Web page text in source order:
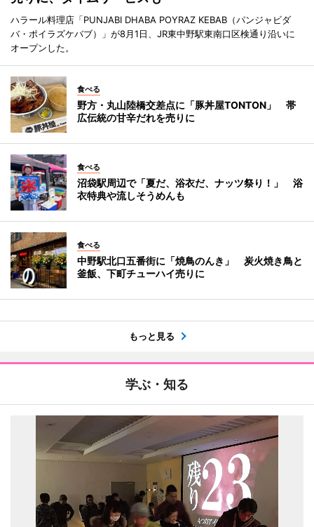
ハラール料理店「PUNJABI DHABA POYRAZ KEBAB（パンジャビダ
バ・ポイラズケバブ）」が8月1日、JR東中野駅東南口区検通り沿いに
オープンした。
食べる
野方・丸山陸橋交差点に「豚丼屋TONTON」 帯
広伝統の甘辛だれを売りに
食べる
沼袋駅周辺で「夏だ、浴衣だ、ナッツ祭り！」 浴
衣特典や流しそうめんも
食べる
中野駅北口五番街に「焼鳥のんき」 炭火焼き鳥と
釜飯、下町チューハイ売りに
もっと見る
学ぶ・知る